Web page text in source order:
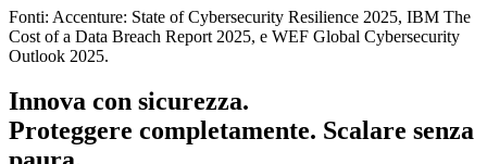
Fonti: Accenture: State of Cybersecurity Resilience 2025, IBM The
Cost of a Data Breach Report 2025, e WEF Global Cybersecurity
Outlook 2025.
Innova con sicurezza.
Proteggere completamente. Scalare senza